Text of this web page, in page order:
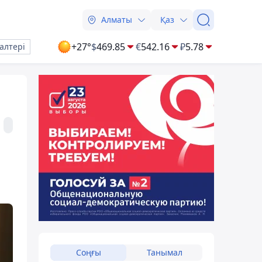
Алматы Қаз
+27°$469.85 €542.16 ₽5.78
Соңғы Танымал